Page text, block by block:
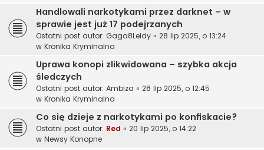
Handlowali narkotykami przez darknet – w
sprawie jest już 17 podejrzanych
Ostatni post autor: Gaga8Leidy « 28 lip 2025, o 13:24
w Kronika Kryminalna
Uprawa konopi zlikwidowana – szybka akcja
śledczych
Ostatni post autor: Ambiza « 28 lip 2025, o 12:45
w Kronika Kryminalna
Co się dzieje z narkotykami po konfiskacie?
Ostatni post autor: Red « 20 lip 2025, o 14:22
w Newsy Konopne